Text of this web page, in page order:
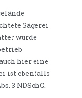
Sägerei
wurde
hier eine
ist ebenfalls
3 NDSchG.